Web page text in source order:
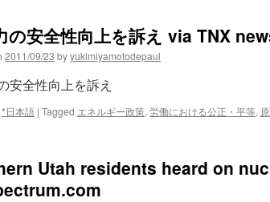
の安全性向上を訴え via TNX
2011/09/23 byyukimiyamotodepaul
安全性向上を訴え
*日本語 | Tagged エネルギー政策, 労働における公正・平等,
Utah residents heard on